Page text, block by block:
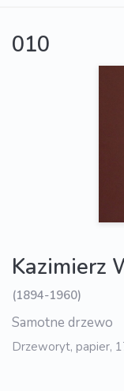
010
Kazimierz
(1894-1960)
Samotne drzewo
Drzeworyt, papier,